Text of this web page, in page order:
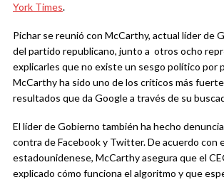
York Times.
Pichar se reunió con McCarthy, actual líder de
del partido republicano, junto a otros ocho
explicarles que no existe un sesgo político por
McCarthy ha sido uno de los críticos más
resultados que da Google a través de su
El líder de Gobierno también ha hecho
contra de Facebook y Twitter. De acuerdo con
estadounidenese, McCarthy asegura que el
explicado cómo funciona el algoritmo y que